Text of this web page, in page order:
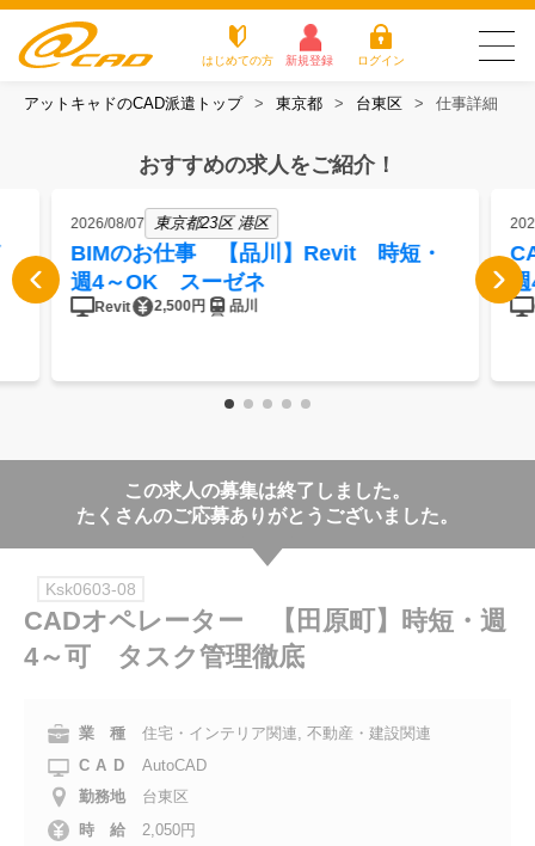
はじめての方 新規登録 ログイン
派遣がはじめての方
お仕事を探す
お役立ちコラム
転職をご希望の方 企業のご担当者様
お電話でのお問い合わせ
名古屋 0120-960-379 横 浜 0120-978-186
電話受付：平日 9:15～19:00
ばれる3つの理由
じめての
方
事を
探す
ちコラ
アットキャドのCAD派遣トップ 東京都 台東区 仕事詳細
おすすめの求人をご紹介！
2026/08/07 東京都23区 港区
BIMのお仕事 【品川】Revit 時短・
週4～OK スーゼネ
Revit 2,500円 品川
この求人の募集は終了しました。
たくさんのご応募ありがとうございました。
Ksk0603-08
CADオペレーター 【田原町】時短・週
4～可 タスク管理徹底
業 種
住宅・インテリア関連, 不動産・建設関連
CAD
AutoCAD
勤務地
台東区
時 給
2,050円